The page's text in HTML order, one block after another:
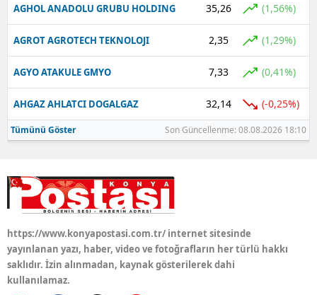
AGHOL ANADOLU GRUBU HOLDING 35,26 (1,56%)
AGROT AGROTECH TEKNOLOJI 2,35 (1,29%)
AGYO ATAKULE GMYO 7,33 (0,41%)
AHGAZ AHLATCI DOGALGAZ 32,14 (-0,25%)
Tümünü Göster Son Güncellenme: 08.08.2026 18:10
https://www.konyapostasi.com.tr/ internet sitesinde
yayınlanan yazı, haber, video ve fotoğrafların her türlü hakkı
saklıdır. İzin alınmadan, kaynak gösterilerek dahi
kullanılamaz.